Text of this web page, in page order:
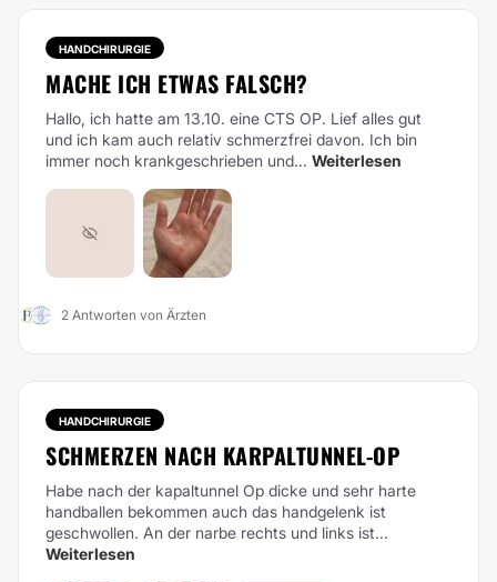
HANDCHIRURGIE
MACHE ICH ETWAS FALSCH?
Hallo, ich hatte am 13.10. eine CTS OP. Lief alles gut
und ich kam auch relativ schmerzfrei davon. Ich bin
immer noch krankgeschrieben und... Weiterlesen
2 Antworten von Ärzten
HANDCHIRURGIE
SCHMERZEN NACH KARPALTUNNEL-OP
Habe nach der kapaltunnel Op dicke und sehr harte
handballen bekommen auch das handgelenk ist
geschwollen. An der narbe rechts und links ist...
Weiterlesen